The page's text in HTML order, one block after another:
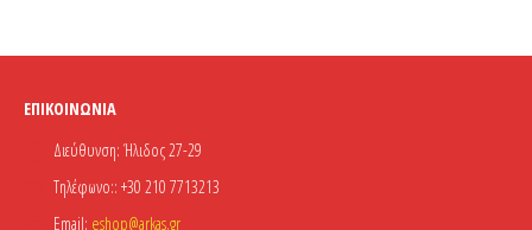
ΕΠΙΚΟΙΝΩΝΊΑ
Διεύθυνση: Ήλιδος 27-29
Τηλέφωνο:: +30 210 7713213
Email: eshop@arkas.gr